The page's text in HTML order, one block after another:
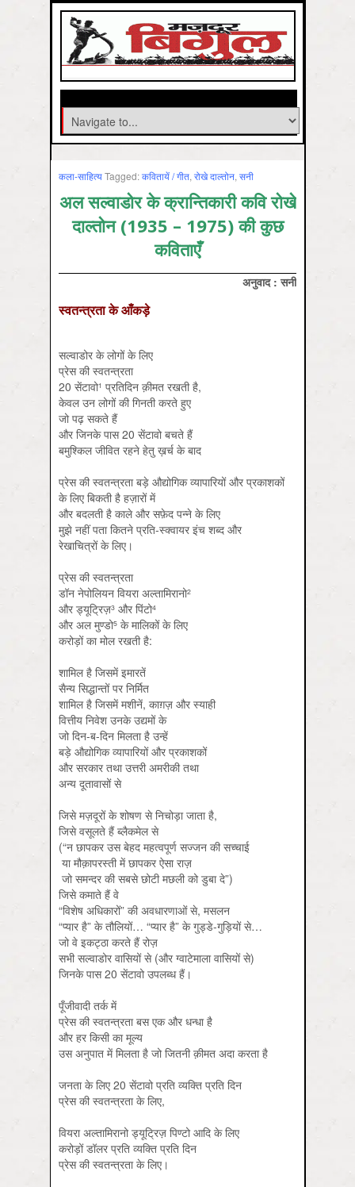
कला-साहित्‍यTagged:कवितायें / गीत, रोखे दाल्तोन, सनी
अल सल्वाडोर के क्रान्तिकारी कवि रोखे
दाल्तोन (1935 – 1975) की कुछ
कविताएँ
अनुवाद :सनी
स्वतन्त्रता के आँकड़े
सल्वाडोर के लोगों के लिए
प्रेस की स्वतन्त्रता
20 सेंटावो1 प्रतिदिन क़ीमत रखती है,
केवल उन लोगों की गिनती करते हुए
जो पढ़ सकते हैं
और जिनके पास 20 सेंटावो बचते हैं
बमुश्किल जीवित रहने हेतु ख़र्च के बाद
प्रेस की स्वतन्त्रता बड़े औद्योगिक व्यापारियों और प्रकाशकों
के लिए बिकती है हज़ारों में
और बदलती है काले और सफ़ेद पन्ने के लिए
मुझे नहीं पता कितने प्रति-स्क्वायर इंच शब्द और
रेखाचित्रों के लिए।
प्रेस की स्वतन्त्रता
डॉन नेपोलियन वियरा अल्तामिरानो2
और ड्यूट्रिज़3 और पिंटो4
और अल मुण्डो5 के मालिकों के लिए
करोड़ों का मोल रखती है:
शामिल है जिसमें इमारतें
सैन्य सिद्धान्तों पर निर्मित
शामिल है जिसमें मशीनें, काग़ज़ और स्याही
वित्तीय निवेश उनके उद्यमों के
जो दिन-ब-दिन मिलता है उन्हें
बड़े औद्योगिक व्यापारियों और प्रकाशकों
और सरकार तथा उत्तरी अमरीकी तथा
अन्य दूतावासों से
जिसे मज़दूरों के शोषण से निचोड़ा जाता है,
जिसे वसूलते हैं ब्लैकमेल से
(“न छापकर उस बेहद महत्वपूर्ण सज्जन की सच्चाई
या मौक़ापरस्ती में छापकर ऐसा राज़
जो समन्दर की सबसे छोटी मछली को डुबा दे”)
जिसे कमाते हैं वे
“विशेष अधिकारों” की अवधारणाओं से, मसलन
“प्यार है” के तौलियों… “प्यार है” के गुड्डे-गुड़ियों से…
जो वे इकट्ठा करते हैं रोज़
सभी सल्वाडोर वासियों से (और ग्वाटेमाला वासियों से)
जिनके पास 20 सेंटावो उपलब्ध हैं।
पूँजीवादी तर्क में
प्रेस की स्वतन्त्रता बस एक और धन्धा है
और हर किसी का मूल्य
उस अनुपात में मिलता है जो जितनी क़ीमत अदा करता है
जनता के लिए 20 सेंटावो प्रति व्यक्ति प्रति दिन
प्रेस की स्वतन्त्रता के लिए,
वियरा अल्तामिरानो ड्यूट्रिज़ पिण्टो आदि के लिए
करोड़ों डॉलर प्रति व्यक्ति प्रति दिन
प्रेस की स्वतन्त्रता के लिए।